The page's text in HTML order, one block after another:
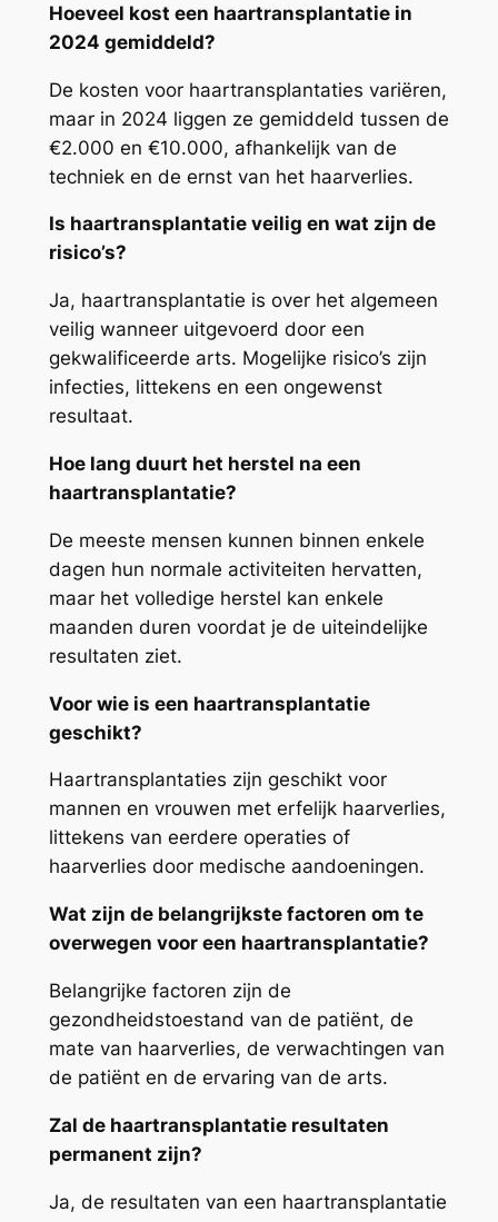
Hoeveel kost een haartransplantatie in
2024 gemiddeld?
De kosten voor haartransplantaties variëren,
maar in 2024 liggen ze gemiddeld tussen de
€2.000 en €10.000, afhankelijk van de
techniek en de ernst van het haarverlies.
Is haartransplantatie veilig en wat zijn de
risico’s?
Ja, haartransplantatie is over het algemeen
veilig wanneer uitgevoerd door een
gekwalificeerde arts. Mogelijke risico’s zijn
infecties, littekens en een ongewenst
resultaat.
Hoe lang duurt het herstel na een
haartransplantatie?
De meeste mensen kunnen binnen enkele
dagen hun normale activiteiten hervatten,
maar het volledige herstel kan enkele
maanden duren voordat je de uiteindelijke
resultaten ziet.
Voor wie is een haartransplantatie
geschikt?
Haartransplantaties zijn geschikt voor
mannen en vrouwen met erfelijk haarverlies,
littekens van eerdere operaties of
haarverlies door medische aandoeningen.
Wat zijn de belangrijkste factoren om te
overwegen voor een haartransplantatie?
Belangrijke factoren zijn de
gezondheidstoestand van de patiënt, de
mate van haarverlies, de verwachtingen van
de patiënt en de ervaring van de arts.
Zal de haartransplantatie resultaten
permanent zijn?
Ja, de resultaten van een haartransplantatie